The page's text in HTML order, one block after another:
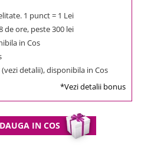
1 punct = 1 Lei
de ore, peste 300 lei
in Cos
detalii), disponibila in Cos
*Vezi detalii bonus
IN COS